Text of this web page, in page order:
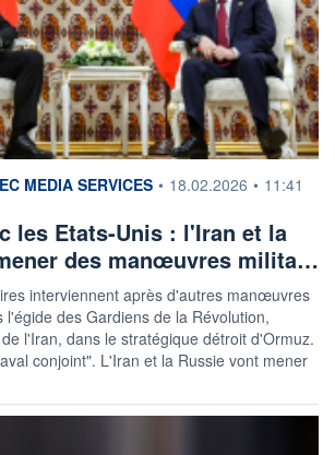
MEDIA SERVICES • 18.02.2026 • 11:41
les Etats-Unis : l'Iran et la
des manœuvres milita…
interviennent après d'autres manœuvres
l'égide des Gardiens de la Révolution,
l'Iran, dans le stratégique détroit d'Ormuz.
conjoint". L'Iran et la Russie vont mener